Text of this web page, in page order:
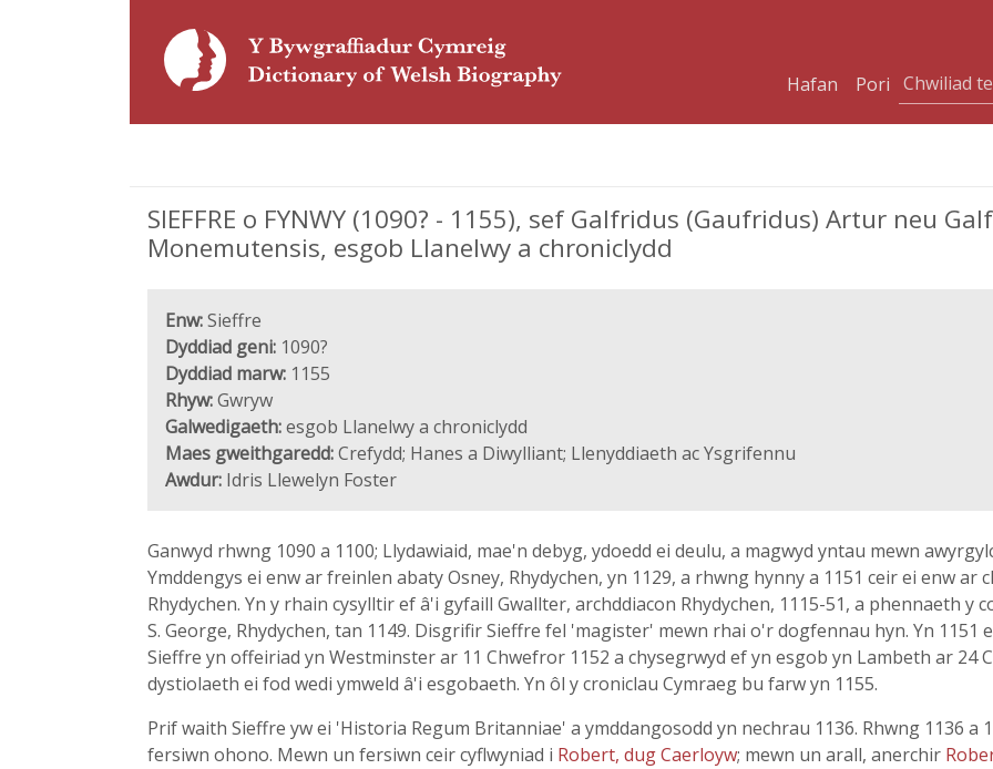
Hafan Pori
SIEFFRE o FYNWY (1090? - 1155), sef Galfridus (Gaufridus) Artur neu
Monemutensis, esgob Llanelwy a chroniclydd
Enw:Sieffre
Dyddiad geni: 1090?
Dyddiad marw: 1155
Rhyw:Gwryw
Galwedigaeth:esgob Llanelwy a chroniclydd
Maes gweithgaredd:Crefydd; Hanes a Diwylliant; Llenyddiaeth ac Ysgrifennu
Awdur: Idris Llewelyn Foster
Ganwyd rhwng 1090 a 1100; Llydawiaid, mae'n debyg, ydoedd ei deulu, a magwyd yntau mewn
Ymddengys ei enw ar freinlen abaty Osney, Rhydychen, yn 1129, a rhwng hynny a 1151 ceir ei enw
Rhydychen. Yn y rhain cysylltir ef â'i gyfaill Gwallter, archddiacon Rhydychen, 1115-51, a phennaeth y
S. George, Rhydychen, tan 1149. Disgrifir Sieffre fel 'magister' mewn rhai o'r dogfennau hyn. Yn 1151
Sieffre yn offeiriad yn Westminster ar 11 Chwefror 1152 a chysegrwyd ef yn esgob yn Lambeth ar 24
dystiolaeth ei fod wedi ymweld â'i esgobaeth. Yn ôl y croniclau Cymraeg bu farw yn 1155.
Prif waith Sieffre yw ei 'Historia Regum Britanniae' a ymddangosodd yn nechrau 1136. Rhwng 1136
fersiwn ohono. Mewn un fersiwn ceir cyflwyniad i Robert, dug Caerloyw; mewn un arall, anerchir